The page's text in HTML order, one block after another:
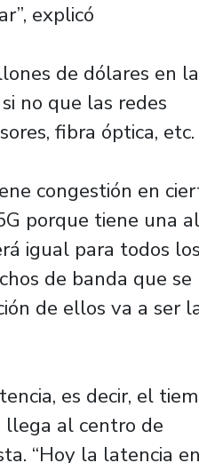
explicó
de dólares en la
no que las redes
fibra óptica, etc.
congestión en
porque tiene una
igual para todos los
de banda que se
de ellos va a ser
es decir, el
llega al centro de
“Hoy la latencia en